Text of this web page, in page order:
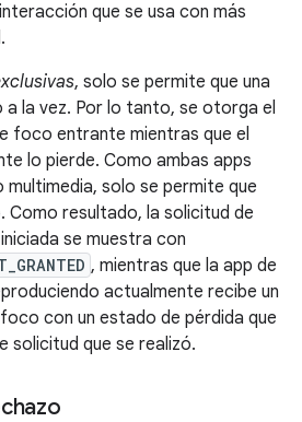
que se usa con más
, solo se permite que una
la vez. Por lo tanto, se otorga el
foco entrante mientras que el
lo pierde. Como ambas apps
solo se permite que
Como resultado, la solicitud de
se muestra con
, mientras que la app de
actualmente recibe un
con un estado de pérdida que
solicitud que se realizó.